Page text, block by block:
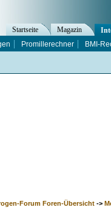
Forum Foren-Übersicht ->
Startseite Magazin
Promillerechner BMI-